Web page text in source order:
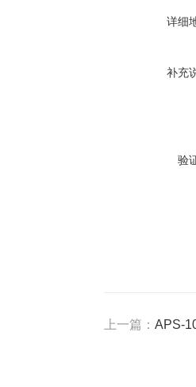
详细
补充
验
上一篇：APS-